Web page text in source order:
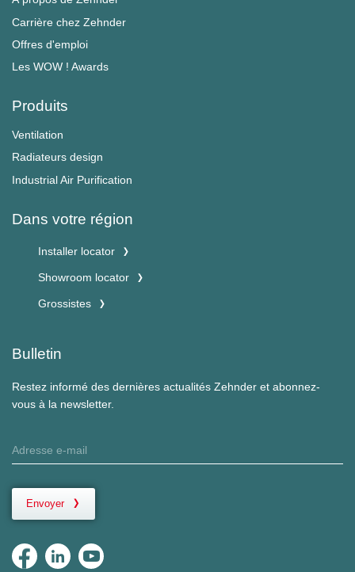
Carrière chez Zehnder
Offres d'emploi
Les WOW ! Awards
Produits
Ventilation
Radiateurs design
Industrial Air Purification
Dans votre région
Installer locator
Showroom locator
Grossistes
Bulletin
Restez informé des dernières actualités Zehnder et abonnez-
vous à la newsletter.
Envoyer